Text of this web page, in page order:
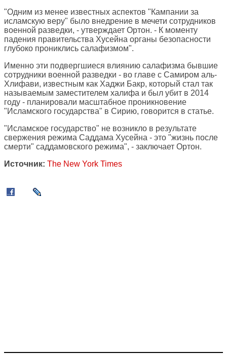
"Одним из менее известных аспектов "Кампании за
исламскую веру" было внедрение в мечети сотрудников
военной разведки, - утверждает Ортон. - К моменту
падения правительства Хусейна органы безопасности
глубоко прониклись салафизмом".
Именно эти подвергшиеся влиянию салафизма бывшие
сотрудники военной разведки - во главе с Самиром аль-
Хлифави, известным как Хаджи Бакр, который стал так
называемым заместителем халифа и был убит в 2014
году - планировали масштабное проникновение
"Исламского государства" в Сирию, говорится в статье.
"Исламское государство" не возникло в результате
свержения режима Саддама Хусейна - это "жизнь после
смерти" саддамовского режима", - заключает Ортон.
Источник: The New York Times